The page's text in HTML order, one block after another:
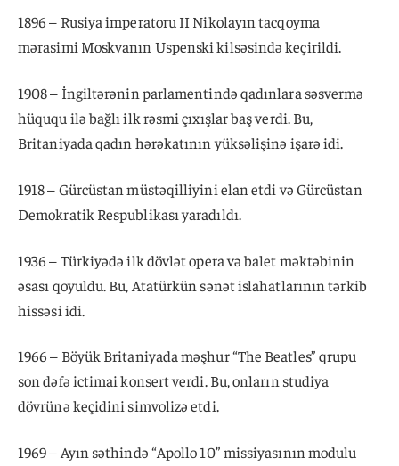
1896 – Rusiya imperatoru II Nikolayın tacqoyma
mərasimi Moskvanın Uspenski kilsəsində keçirildi.
1908 – İngiltərənin parlamentində qadınlara səsvermə
hüququ ilə bağlı ilk rəsmi çıxışlar baş verdi. Bu,
Britaniyada qadın hərəkatının yüksəlişinə işarə idi.
1918 – Gürcüstan müstəqilliyini elan etdi və Gürcüstan
Demokratik Respublikası yaradıldı.
1936 – Türkiyədə ilk dövlət opera və balet məktəbinin
əsası qoyuldu. Bu, Atatürkün sənət islahatlarının tərkib
hissəsi idi.
1966 – Böyük Britaniyada məşhur “The Beatles” qrupu
son dəfə ictimai konsert verdi. Bu, onların studiya
dövrünə keçidini simvolizə etdi.
1969 – Ayın səthində “Apollo 10” missiyasının modulu